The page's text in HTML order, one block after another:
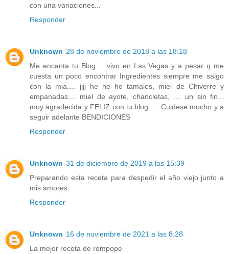
con una variaciones...
Responder
Unknown 28 de noviembre de 2018 a las 18:18
Me encanta tu Blog.... vivo en Las Vegas y a pesar q me
cuesta un poco encontrar Ingredientes siempre me salgo
con la mia.... jjjj he he ho tamales, miel de Chiverre y
empanadas.... miel de ayote, chancletas, .... un sin fin...
muy agradecida y FELIZ con tu blog..... Cuidese mucho y a
seguir adelante BENDICIONES
Responder
Unknown 31 de diciembre de 2019 a las 15:39
Preparando esta receta para despedir el año viejo junto a
mis amores.
Responder
Unknown 16 de noviembre de 2021 a las 8:28
La mejor receta de rompope